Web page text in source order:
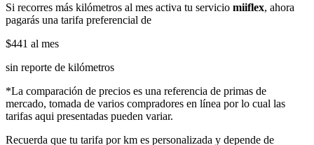
Si recorres más kilómetros al mes activa tu servicio miiflex, ahora
pagarás una tarifa preferencial de
$441 al mes
sin reporte de kilómetros
*La comparación de precios es una referencia de primas de
mercado, tomada de varios compradores en línea por lo cual las
tarifas aqui presentadas pueden variar.
Recuerda que tu tarifa por km es personalizada y depende de